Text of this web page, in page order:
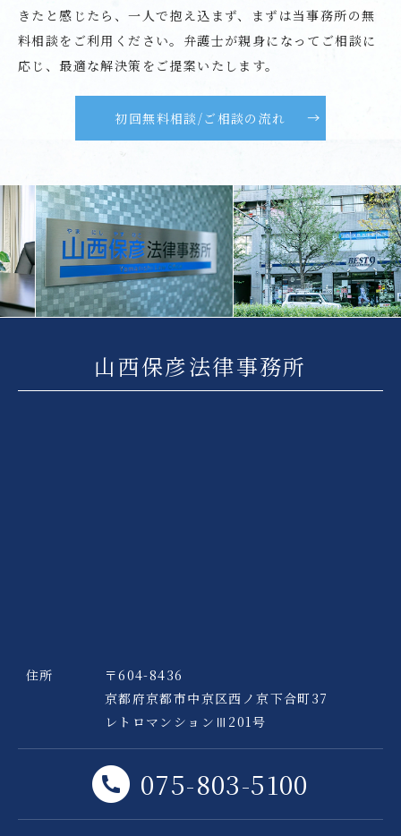
きたと感じたら、一人で抱え込まず、まずは当事務所の無
料相談をご利用ください。弁護士が親身になってご相談に
応じ、最適な解決策をご提案いたします。
初回無料相談/ご相談の流れ
Previous Next
山西保彦法律事務所
住所
〒604-8436
京都府京都市中京区西ノ京下合町37
レトロマンションⅢ201号
075-803-5100